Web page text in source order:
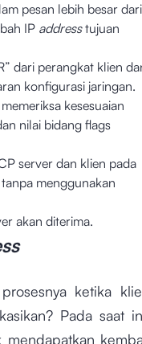
pesan lebih besar dari
IP addresstujuan
dari perangkat klien
konfigurasi jaringan.
kesesuaian
nilai bidang flags
server dan klien pada
menggunakan
akan diterima.
ketika
Pada saat